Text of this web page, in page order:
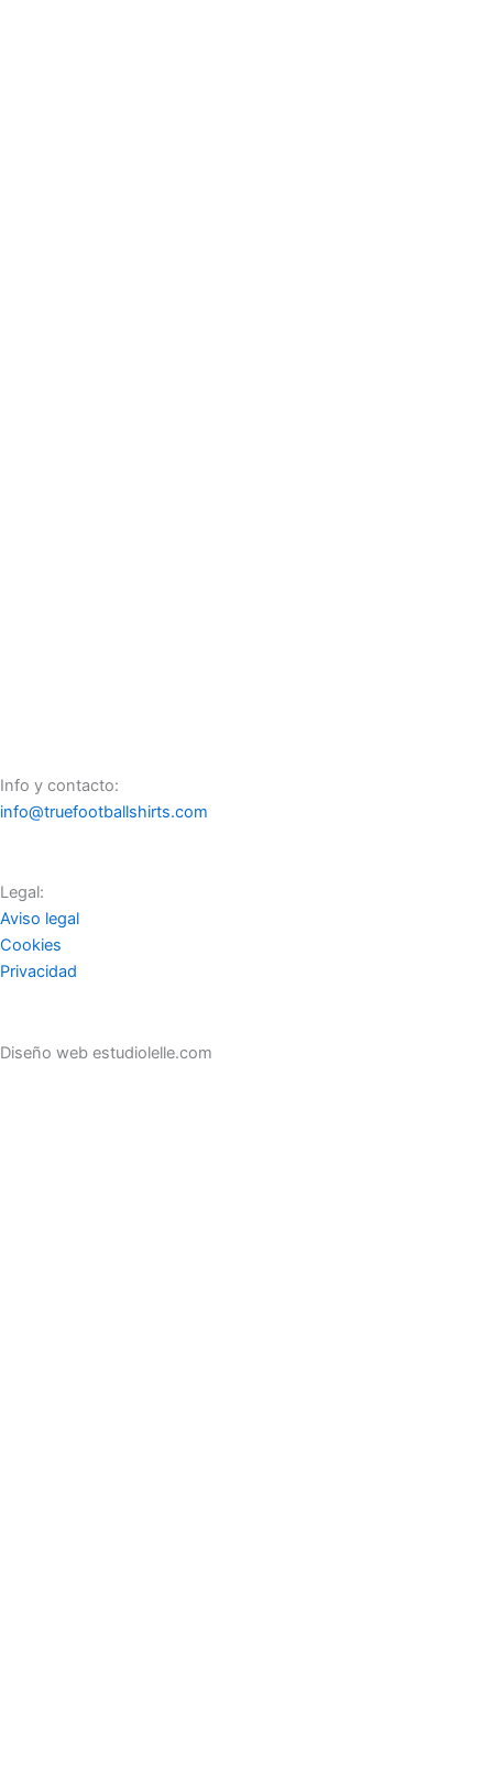
Info y contacto:
info@truefootballshirts.com
Legal:
Aviso legal
Cookies
Privacidad
Diseño web estudiolelle.com